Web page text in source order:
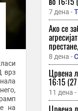
врз
на
август
33
08
33
Елена
по повод
сум за
патот“
7 дена -
Ако се
–
бошкова
8 дена -
Црвена
16:15
11 дена -